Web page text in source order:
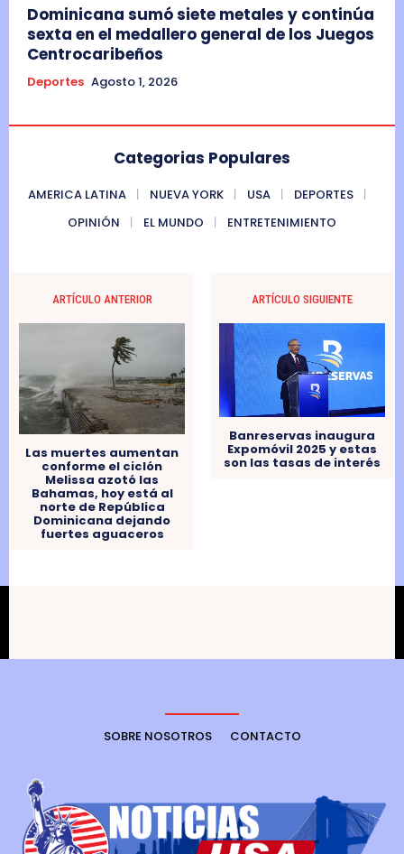
Dominicana sumó siete metales y continúa
sexta en el medallero general de los Juegos
Centrocaribeños
Deportes Agosto 1, 2026
Categorias Populares
AMERICA LATINA NUEVA YORK USA
DEPORTES
OPINIÓN
EL MUNDO ENTRETENIMIENTO
ARTÍCULO ANTERIOR
Las muertes aumentan
conforme el ciclón
Melissa azotó las
Bahamas, hoy está al
norte de República
Dominicana dejando
fuertes aguaceros
ARTÍCULO SIGUIENTE
Banreservas inaugura
Expomóvil 2025 y estas
son las tasas de interés
SOBRE NOSOTROS CONTACTO